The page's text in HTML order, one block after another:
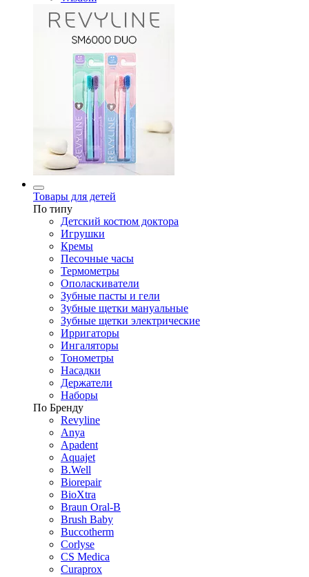
Товары для детей
По типу
Детский костюм доктора
Игрушки
Кремы
Песочные часы
Термометры
Ополаскиватели
Зубные пасты и гели
Зубные щетки мануальные
Зубные щетки электрические
Ирригаторы
Ингаляторы
Тонометры
Насадки
Держатели
Наборы
По Бренду
Revyline
Anya
Apadent
Aquajet
B.Well
Biorepair
BioXtra
Braun Oral-B
Brush Baby
Buccotherm
Corlyse
CS Medica
Curaprox